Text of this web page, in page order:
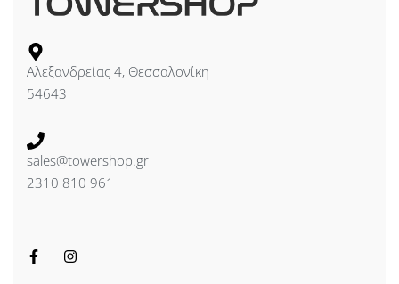
Αλεξανδρείας 4, Θεσσαλονίκη
54643
sales@towershop.gr
2310 810 961